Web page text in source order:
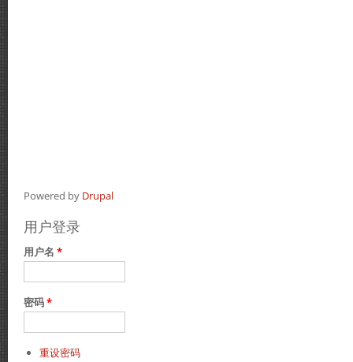
Powered by Drupal
用户登录
用户名 *
密码*
重设密码